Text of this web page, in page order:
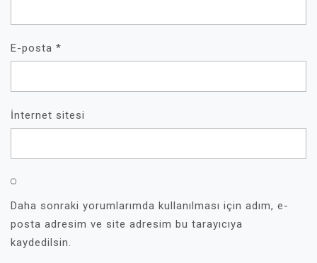
E-posta *
İnternet sitesi
Daha sonraki yorumlarımda kullanılması için adım, e-
posta adresim ve site adresim bu tarayıcıya
kaydedilsin.